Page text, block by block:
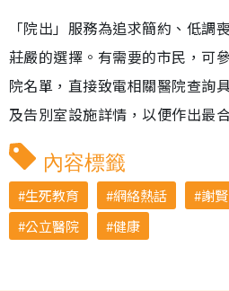
「院出」服務為追求簡約、低調
莊嚴的選擇。有需要的市民，可
院名單，直接致電相關醫院查詢
及告別室設施詳情，以便作出最
內容標籤
生死教育 網絡熱話 謝賢
公立醫院
健康